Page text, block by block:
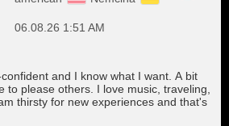
06.08.26 1:51 AM
and I know what I want. A bit
to please others. I love music, traveling,
thirsty for new experiences and that's